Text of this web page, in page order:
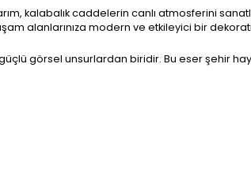
kalabalık caddelerin canlı atmosferini
alanlarınıza modern ve etkileyici bir
görsel unsurlardan biridir. Bu eser şehir